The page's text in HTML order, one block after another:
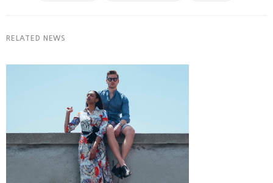
RELATED NEWS